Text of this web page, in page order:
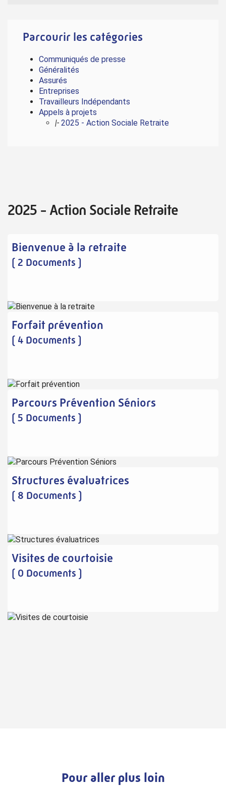
Parcourir les catégories
Communiqués de presse
Généralités
Assurés
Entreprises
Travailleurs Indépendants
Appels à projets
|- 2025 - Action Sociale Retraite
2025 - Action Sociale Retraite
Bienvenue à la retraite
( 2 Documents )
Forfait prévention
( 4 Documents )
Parcours Prévention Séniors
( 5 Documents )
Structures évaluatrices
( 8 Documents )
Visites de courtoisie
( 0 Documents )
Pour aller plus loin